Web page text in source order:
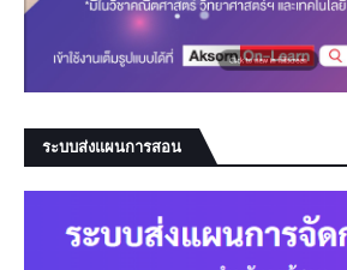
ระบบส่งแผนการสอน